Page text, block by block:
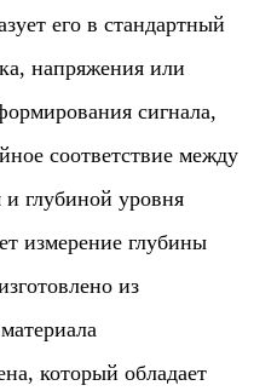
его в стандартный
напряжения или
сигнала,
соответствие между
глубиной уровня
измерение глубины
из
который обладает